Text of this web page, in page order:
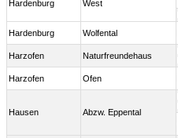
Hardenburg West
Hardenburg
Wolfental
Harzofen Naturfreundehaus
Harzofen Ofen
Hausen Abzw. Eppental